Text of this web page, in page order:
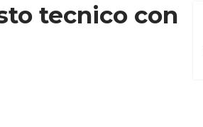
tecnico con